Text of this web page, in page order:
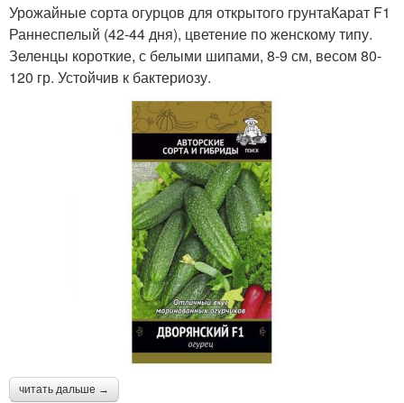
Урожайные сорта огурцов для открытого грунтаКарат F1
Раннеспелый (42-44 дня), цветение по женскому типу.
Зеленцы короткие, с белыми шипами, 8-9 см, весом 80-
120 гр. Устойчив к бактериозу.
читать дальше →